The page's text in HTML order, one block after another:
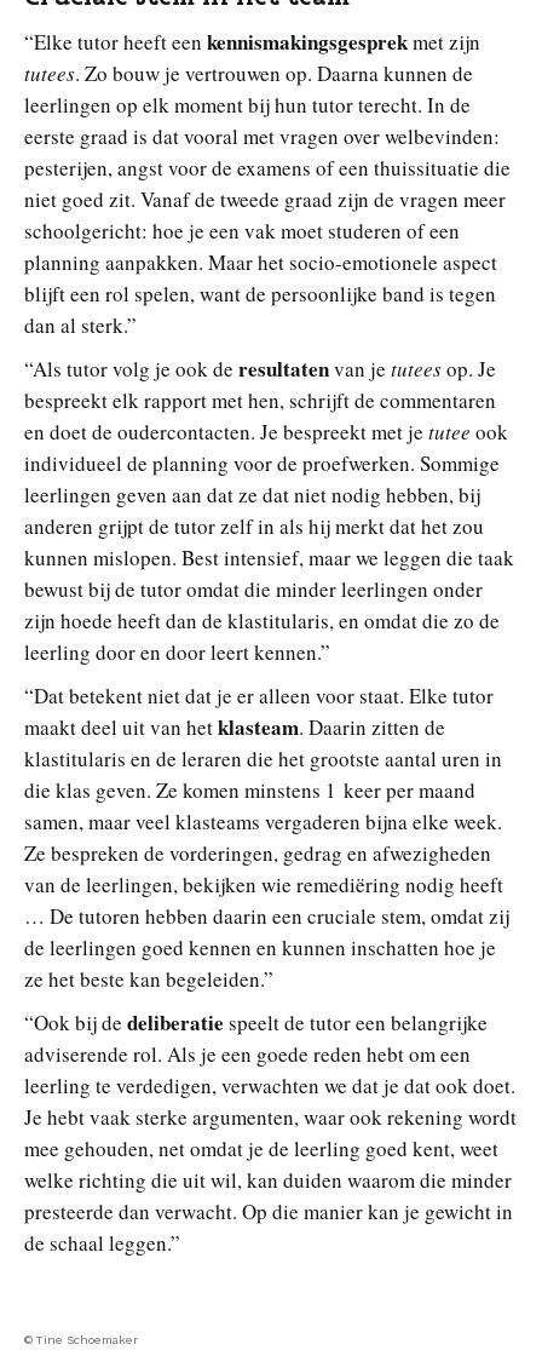
“Elke tutor heeft een kennismakingsgesprekmet zijn
tutees. Zo bouw je vertrouwen op. Daarna kunnen de
leerlingen op elk moment bij hun tutor terecht. In de
eerste graad is dat vooral met vragen over welbevinden:
pesterijen, angst voor de examens of een thuissituatie die
niet goed zit. Vanaf de tweede graad zijn de vragen meer
schoolgericht: hoe je een vak moet studeren of een
planning aanpakken. Maar het socio-emotionele aspect
blijft een rol spelen, want de persoonlijke band is tegen
dan al sterk.”
“Als tutor volg je ook de resultatenvan je tuteesop. Je
bespreekt elk rapport met hen, schrijft de commentaren
en doet de oudercontacten. Je bespreekt met je tutee ook
individueel de planning voor de proefwerken. Sommige
leerlingen geven aan dat ze dat niet nodig hebben, bij
anderen grijpt de tutor zelf in als hij merkt dat het zou
kunnen mislopen. Best intensief, maar we leggen die taak
bewust bij de tutor omdat die minder leerlingen onder
zijn hoede heeft dan de klastitularis, en omdat die zo de
leerling door en door leert kennen.”
“Dat betekent niet dat je er alleen voor staat. Elke tutor
maakt deel uit van hetklasteam. Daarin zitten de
klastitularis en de leraren die het grootste aantal uren in
die klas geven. Ze komen minstens 1 keer per maand
samen, maar veel klasteams vergaderen bijna elke week.
Ze bespreken de vorderingen, gedrag en afwezigheden
van de leerlingen, bekijken wie remediëring nodig heeft
… De tutoren hebben daarin een cruciale stem, omdat zij
de leerlingen goed kennen en kunnen inschatten hoe je
ze het beste kan begeleiden.”
“Ook bij de deliberatie speelt de tutor een belangrijke
adviserende rol. Als je een goede reden hebt om een
leerling te verdedigen, verwachten we dat je dat ook doet.
Je hebt vaak sterke argumenten, waar ook rekening wordt
mee gehouden, net omdat je de leerling goed kent, weet
welke richting die uit wil, kan duiden waarom die minder
presteerde dan verwacht. Op die manier kan je gewicht in
de schaal leggen.”
© Tine Schoemaker